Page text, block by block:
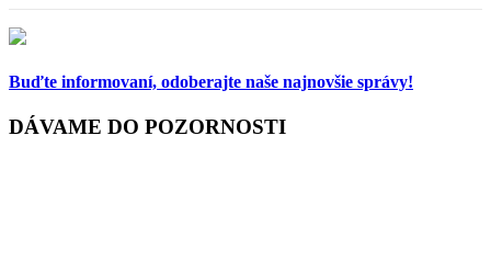
Buďte informovaní, odoberajte naše najnovšie správy!
DÁVAME DO POZORNOSTI